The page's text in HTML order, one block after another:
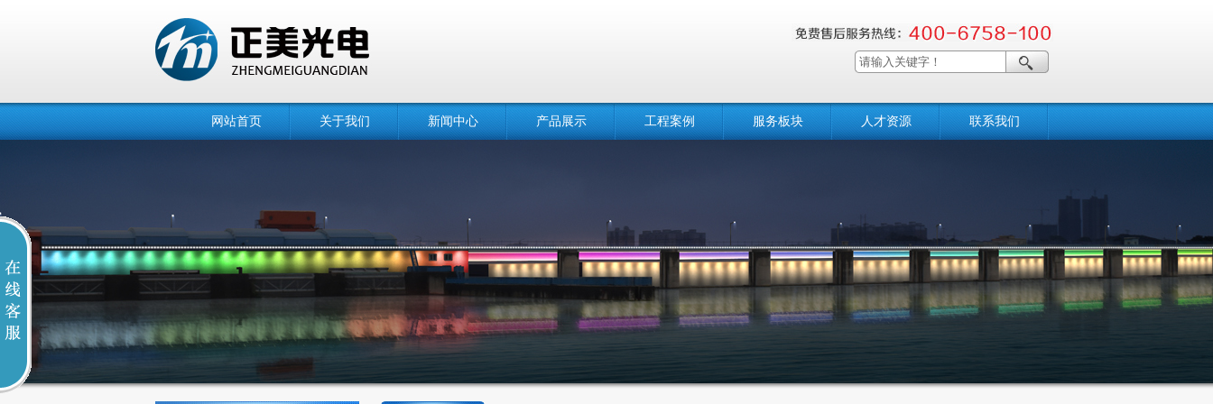
网站首页 关于我们 新闻中心 产品展示 工程案例 服务板块 人才资源 联系我们